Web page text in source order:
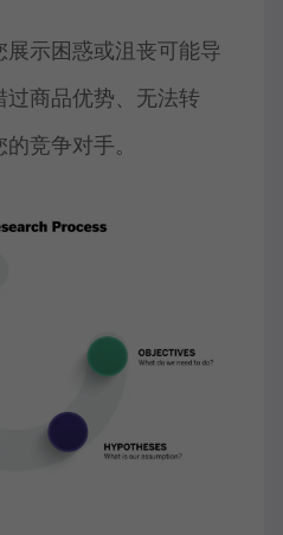
示困惑或沮丧可能导
商品优势、无法转
竞争对手。